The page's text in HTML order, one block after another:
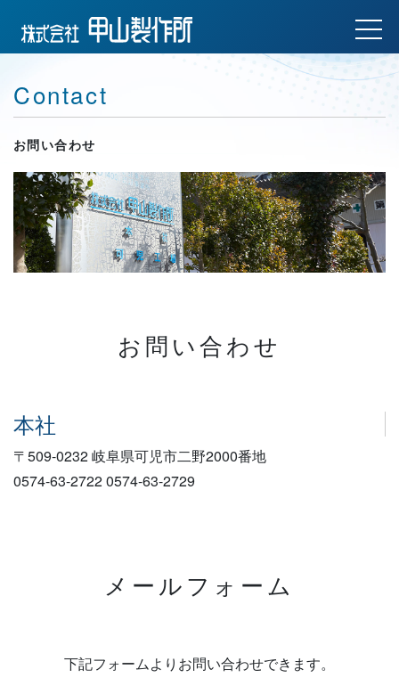
Contact
お問い合わせ
お問い合わせ
本社
〒509-0232 岐阜県可児市二野2000番地
0574-63-27220574-63-2729
メールフォーム
下記フォームよりお問い合わせできます。